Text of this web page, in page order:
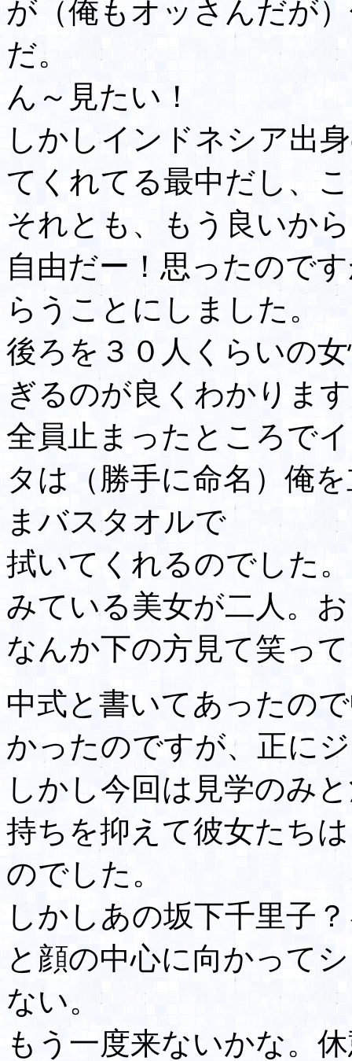
が（俺もオッさんだが
だ。
ん～見たい！
しかしインドネシア出
てくれてる最中だし、
それとも、もう良いか
自由だー！思ったので
らうことにしました。
後ろを３０人くらいの
ぎるのが良くわかりま
全員止まったところで
タは（勝手に命名）俺
まバスタオルで
拭いてくれるのでした
みている美女が二人。
なんか下の方見て笑っ
中式と書いてあったの
かったのですが、正に
しかし今回は見学のみ
持ちを抑えて彼女たち
のでした。
しかしあの坂下千里子
と顔の中心に向かって
ない。
もう一度来ないかな。